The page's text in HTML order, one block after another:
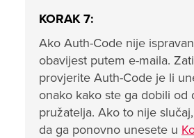
KORAK 7:
Ako Auth-Code nije
obavijest putem e-maila.
provjerite Auth-Code je li
onako kako ste ga dobili od
pružatelja. Ako to nije
da ga ponovno unesete u